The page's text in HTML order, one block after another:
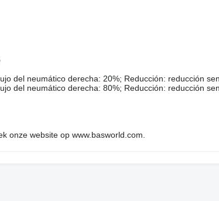
del neumático derecha: 20%; Reducción: reducción
del neumático derecha: 80%; Reducción: reducción
onze website op www.basworld.com.